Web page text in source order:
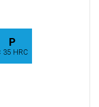
P
35 HRC